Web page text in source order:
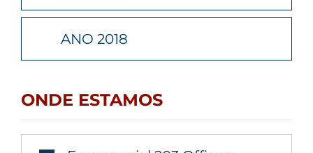
ANO 2018
ONDE ESTAMOS